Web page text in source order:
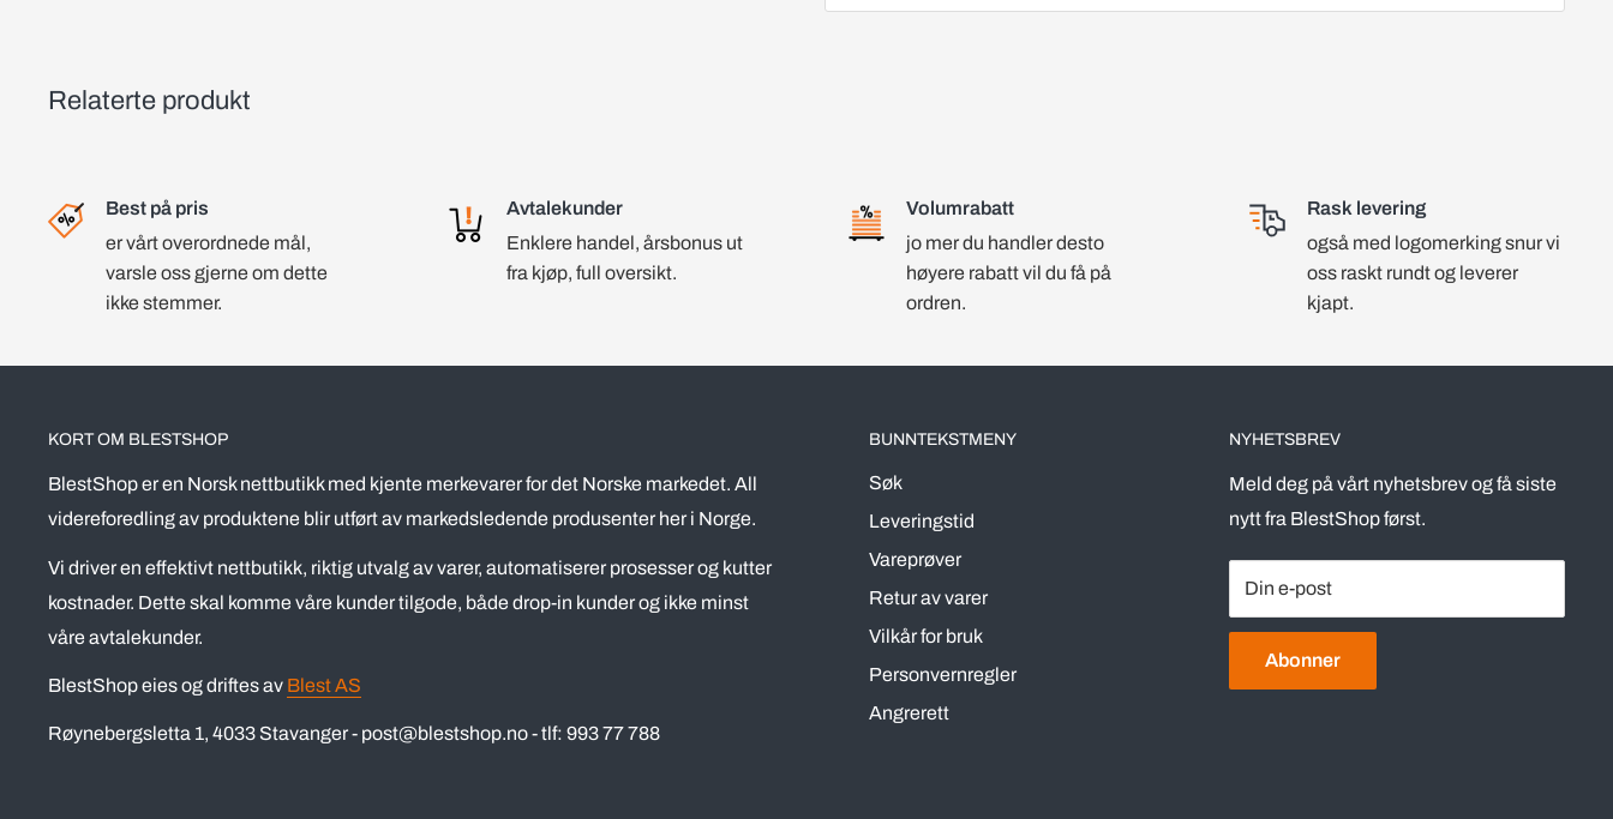
Relaterte produkt
Best på pris
er vårt overordnede mål,
varsle oss gjerne om dette
ikke stemmer.
Avtalekunder
Enklere handel, årsbonus ut
fra kjøp, full oversikt.
Volumrabatt
jo mer du handler desto
høyere rabatt vil du få på
ordren.
Rask levering
også med logomerking snur vi
oss raskt rundt og leverer
kjapt.
KORT OM BLESTSHOP
BlestShop er en Norsk nettbutikk med kjente merkevarer for det Norske markedet. All
videreforedling av produktene blir utført av markedsledende produsenter her i Norge.
Vi driver en effektivt nettbutikk, riktig utvalg av varer, automatiserer prosesser og kutter
kostnader. Dette skal komme våre kunder tilgode, både drop-in kunder og ikke minst
våre avtalekunder.
BlestShop eies og driftes av Blest AS
Røynebergsletta 1, 4033 Stavanger - post@blestshop.no - tlf: 993 77 788
BUNNTEKSTMENY
Søk
Leveringstid
Vareprøver
Retur av varer
Vilkår for bruk
Personvernregler
Angrerett
NYHETSBREV
Meld deg på vårt nyhetsbrev og få siste
nytt fra BlestShop først.
Din e-post
Abonner